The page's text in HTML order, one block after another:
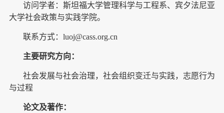
访问学者：斯坦福大学管理科学与工程系、宾夕法尼亚
大学社会政策与实践学院。
联系方式：luoj@cass.org.cn
主要研究方向：
社会发展与社会治理，社会组织变迁与实践，志愿行为
与过程
论文及著作：